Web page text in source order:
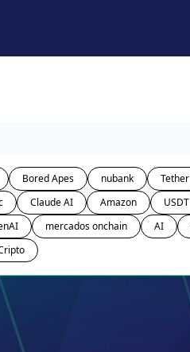
Bored Apes nubank Tether
Claude AI Amazon USDT
mercados onchain AI